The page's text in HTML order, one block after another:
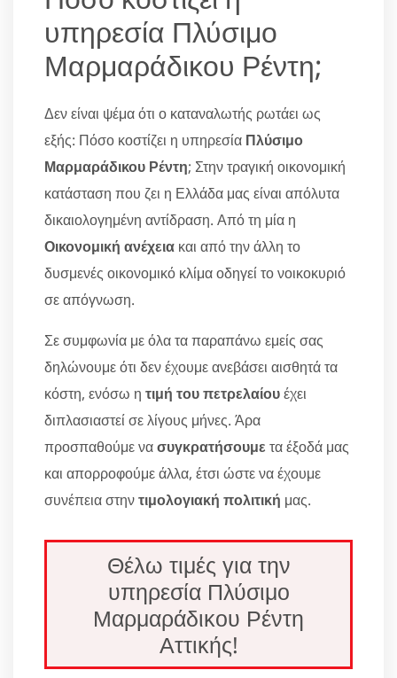
υπηρεσία Πλύσιμο
Μαρμαράδικου Ρέντη;
Δεν είναι ψέμα ότι ο καταναλωτής ρωτάει ως
εξής: Πόσο κοστίζει η υπηρεσία Πλύσιμο
Μαρμαράδικου Ρέντη; Στην τραγική οικονομική
κατάσταση που ζει η Ελλάδα μας είναι απόλυτα
δικαιολογημένη αντίδραση. Από τη μία η
Οικονομική ανέχεια και από την άλλη το
δυσμενές οικονομικό κλίμα οδηγεί το νοικοκυριό
σε απόγνωση.
Σε συμφωνία με όλα τα παραπάνω εμείς σας
δηλώνουμε ότι δεν έχουμε ανεβάσει αισθητά τα
κόστη, ενόσω η τιμή του πετρελαίουέχει
διπλασιαστεί σε λίγους μήνες. Άρα
προσπαθούμε νασυγκρατήσουμε τα έξοδά μας
και απορροφούμε άλλα, έτσι ώστε να έχουμε
συνέπεια στηντιμολογιακή πολιτική μας.
Θέλω τιμές για την
υπηρεσία Πλύσιμο
Μαρμαράδικου Ρέντη
Αττικής!